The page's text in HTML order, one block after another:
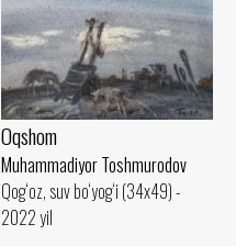
Oqshom
Muhammadiyor Toshmurodov
Qog‘oz, suv bo‘yog‘i (34x49) -
2022 yil